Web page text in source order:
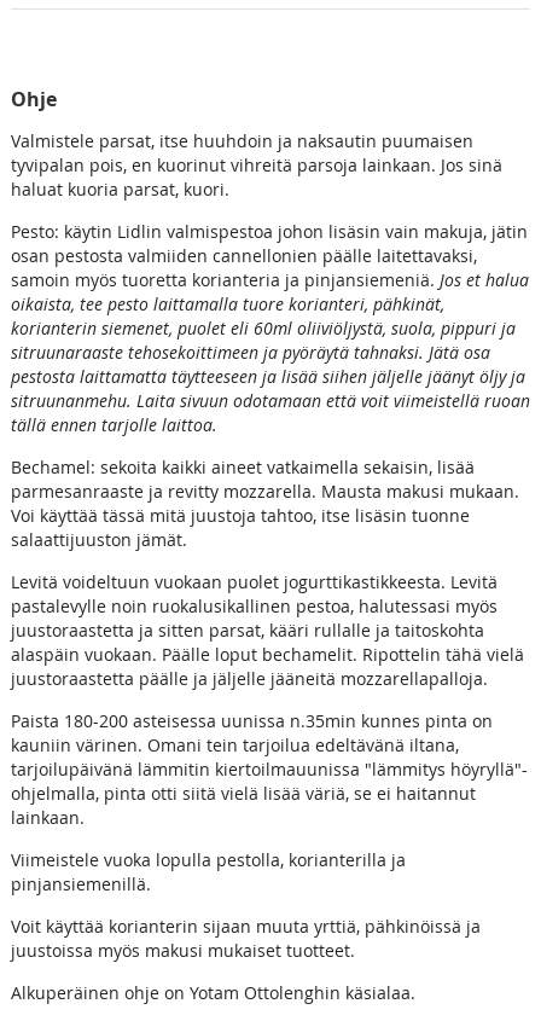
Ohje
Valmistele parsat, itse huuhdoin ja naksautin puumaisen
tyvipalan pois, en kuorinut vihreitä parsoja lainkaan. Jos sinä
haluat kuoria parsat, kuori.
Pesto: käytin Lidlin valmispestoa johon lisäsin vain makuja, jätin
osan pestosta valmiiden cannellonien päälle laitettavaksi,
samoin myös tuoretta korianteria ja pinjansiemeniä. Jos et halua
oikaista, tee pesto laittamalla tuore korianteri, pähkinät,
korianterin siemenet, puolet eli 60ml oliiviöljystä, suola, pippuri ja
sitruunaraaste tehosekoittimeen ja pyöräytä tahnaksi. Jätä osa
pestosta laittamatta täytteeseen ja lisää siihen jäljelle jäänyt öljy ja
sitruunanmehu. Laita sivuun odotamaan että voit viimeistellä ruoan
tällä ennen tarjolle laittoa.
Bechamel: sekoita kaikki aineet vatkaimella sekaisin, lisää
parmesanraaste ja revitty mozzarella. Mausta makusi mukaan.
Voi käyttää tässä mitä juustoja tahtoo, itse lisäsin tuonne
salaattijuuston jämät.
Levitä voideltuun vuokaan puolet jogurttikastikkeesta. Levitä
pastalevylle noin ruokalusikallinen pestoa, halutessasi myös
juustoraastetta ja sitten parsat, kääri rullalle ja taitoskohta
alaspäin vuokaan. Päälle loput bechamelit. Ripottelin tähä vielä
juustoraastetta päälle ja jäljelle jääneitä mozzarellapalloja.
Paista 180-200 asteisessa uunissa n.35min kunnes pinta on
kauniin värinen. Omani tein tarjoilua edeltävänä iltana,
tarjoilupäivänä lämmitin kiertoilmauunissa "lämmitys höyryllä"-
ohjelmalla, pinta otti siitä vielä lisää väriä, se ei haitannut
lainkaan.
Viimeistele vuoka lopulla pestolla, korianterilla ja
pinjansiemenillä.
Voit käyttää korianterin sijaan muuta yrttiä, pähkinöissä ja
juustoissa myös makusi mukaiset tuotteet.
Alkuperäinen ohje on Yotam Ottolenghin käsialaa.